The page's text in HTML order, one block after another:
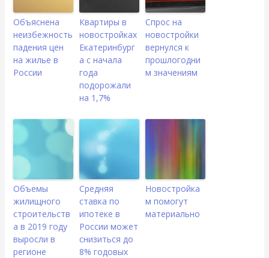
Объяснена
неизбежность
падения цен
на жилье в
России
Квартиры в
новостройках
Екатеринбург
а с начала
года
подорожали
на 1,7%
Спрос на
новостройки
вернулся к
прошлогодни
м значениям
Объемы
жилищного
строительств
а в 2019 году
выросли в
регионе
Средняя
ставка по
ипотеке в
России может
снизиться до
8% годовых
Новостройка
м помогут
материально